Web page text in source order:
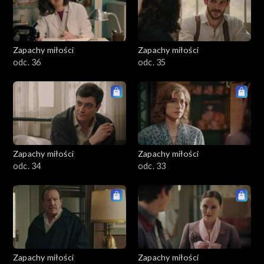
Zapachy miłości
odc. 36
Zapachy miłości
odc. 35
Zapachy miłości
odc. 34
Zapachy miłości
odc. 33
Zapachy miłości Zapachy miłości